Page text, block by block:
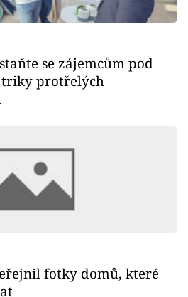
se zájemcům pod
triky protřelých
fotky domů, které